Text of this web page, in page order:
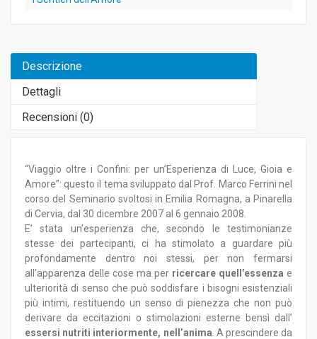
Descrizione
Dettagli
Recensioni (0)
“Viaggio oltre i Confini: per un’Esperienza di Luce, Gioia e
Amore”: questo il tema sviluppato dal Prof. Marco Ferrini nel
corso del Seminario svoltosi in Emilia Romagna, a Pinarella
di Cervia, dal 30 dicembre 2007 al 6 gennaio 2008.
E’ stata un’esperienza che, secondo le testimonianze
stesse dei partecipanti, ci ha stimolato a guardare più
profondamente dentro noi stessi, per non fermarsi
all’apparenza delle cose ma per ricercare quell’essenza e
ulteriorità di senso che può soddisfare i bisogni esistenziali
più intimi, restituendo un senso di pienezza che non può
derivare da eccitazioni o stimolazioni esterne bensì dall’
essersi nutriti interiormente, nell’anima . A prescindere da